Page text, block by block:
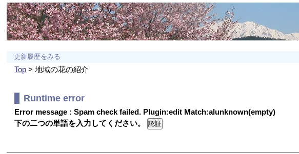
更新履歴をみる
Top > 地域の花の紹介
Runtime error
Error message : Spam check failed. Plugin:edit Match:alunknown(empty)
下の二つの単語を入力してください。